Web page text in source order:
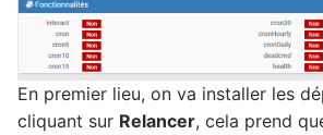
En premier lieu, on va installer les
cliquant sur Relancer, cela prend